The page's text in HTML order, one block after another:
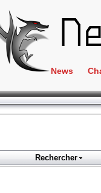
News
Rechercher